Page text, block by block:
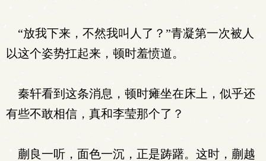
“放我下来，不然我叫人了？”青凝第一次被人
以这个姿势扛起来，顿时羞愤道。
秦轩看到这条消息，顿时瘫坐在床上，似乎还
有些不敢相信，真和李莹那个了？
蒯良一听，面色一沉，正是踌躇。这时，蒯越